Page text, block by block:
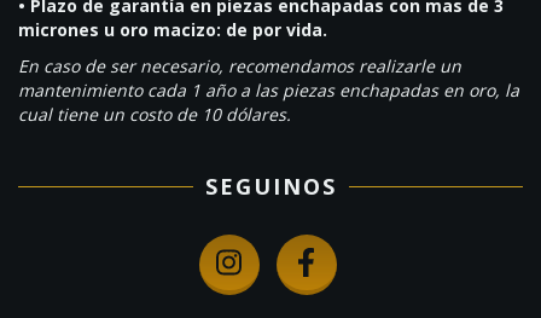
• Plazo de garantía en piezas enchapadas con mas de 3
micrones u oro macizo: de por vida.
En caso de ser necesario, recomendamos realizarle un
mantenimiento cada 1 año a las piezas enchapadas en oro, la
cual tiene un costo de 10 dólares.
SEGUINOS